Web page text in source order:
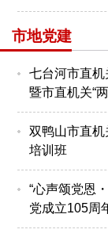
市地党建
七台河市直
暨市直机关“
双鸭山市直
培训班
“心声颂党恩
党成立105周